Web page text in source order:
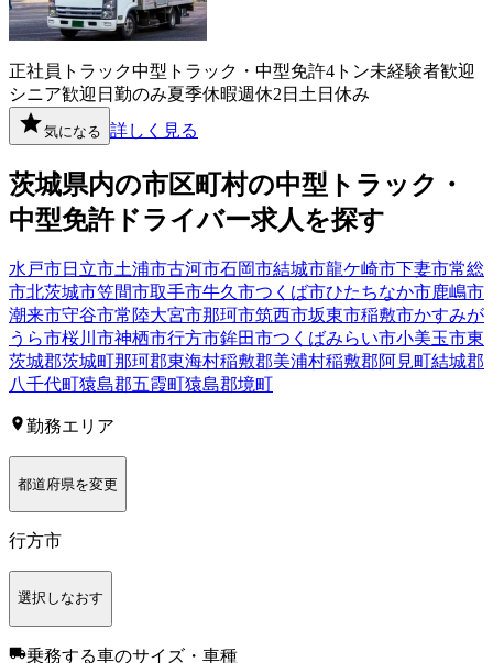
正社員 トラック中型トラック・中型免許4トン未経験者歓迎
シニア歓迎 日勤のみ夏季休暇週休2日 土日休み
気になる 詳しく見る
茨城県内の市区町村の中型トラック・
中型免許ドライバー求人を探す
水戸市日立市土浦市古河市石岡市結城市龍ケ崎市 下妻市常総
市北茨城市笠間市取手市牛久市つくば市ひたちなか市鹿嶋市
潮来市守谷市常陸大宮市那珂市筑西市坂東市稲敷市かすみが
うら市桜川市神栖市行方市鉾田市つくばみらい市小美玉市東
茨城郡茨城町 那珂郡東海村稲敷郡美浦村稲敷郡阿見町 結城郡
八千代町 猿島郡五霞町 猿島郡境町
勤務エリア
都道府県を変更
行方市
選択しなおす
乗務する車のサイズ・車種